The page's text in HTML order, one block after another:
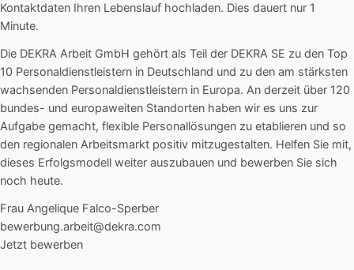
Kontaktdaten Ihren Lebenslauf hochladen. Dies dauert nur 1
Minute.
Die DEKRA Arbeit GmbH gehört als Teil der DEKRA SE zu den Top
10 Personaldienstleistern in Deutschland und zu den am stärksten
wachsenden Personaldienstleistern in Europa. An derzeit über 120
bundes- und europaweiten Standorten haben wir es uns zur
Aufgabe gemacht, flexible Personallösungen zu etablieren und so
den regionalen Arbeitsmarkt positiv mitzugestalten. Helfen Sie mit,
dieses Erfolgsmodell weiter auszubauen und bewerben Sie sich
noch heute.
Frau Angelique Falco-Sperber
bewerbung.arbeit@dekra.com
Jetzt bewerben